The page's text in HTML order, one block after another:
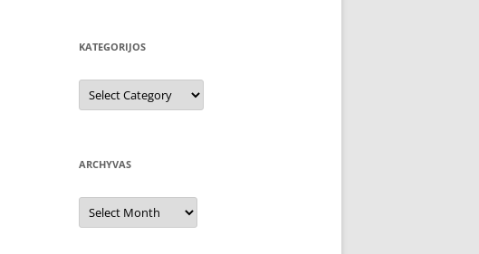
KATEGORIJOS
Kategorijos
ARCHYVAS
Archyvas